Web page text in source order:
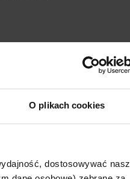
O plikach cookies
dostosowywać nasz